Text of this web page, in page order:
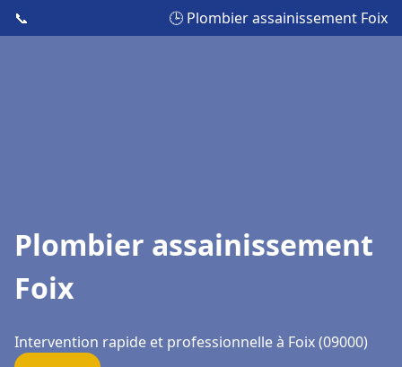
📞 🕒 Plombier assainissement Foix
Plombier assainissement
Foix
Intervention rapide et professionnelle à Foix (09000)